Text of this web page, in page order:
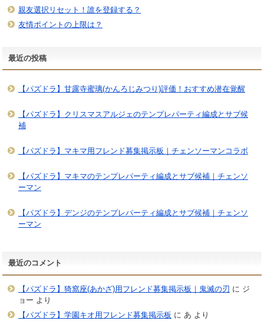
親友選択リセット！誰を登録する？
友情ポイントの上限は？
最近の投稿
【パズドラ】甘露寺蜜璃(かんろじみつり)評価！おすすめ潜在覚醒
【パズドラ】クリスマスアルジェのテンプレパーティ編成とサブ候
補
【パズドラ】マキマ用フレンド募集掲示板｜チェンソーマンコラボ
【パズドラ】マキマのテンプレパーティ編成とサブ候補｜チェンソ
ーマン
【パズドラ】デンジのテンプレパーティ編成とサブ候補｜チェンソ
ーマン
最近のコメント
【パズドラ】猗窩座(あかざ)用フレンド募集掲示板｜鬼滅の刃 に ジ
ョー より
【パズドラ】学園キオ用フレンド募集掲示板 に あ より